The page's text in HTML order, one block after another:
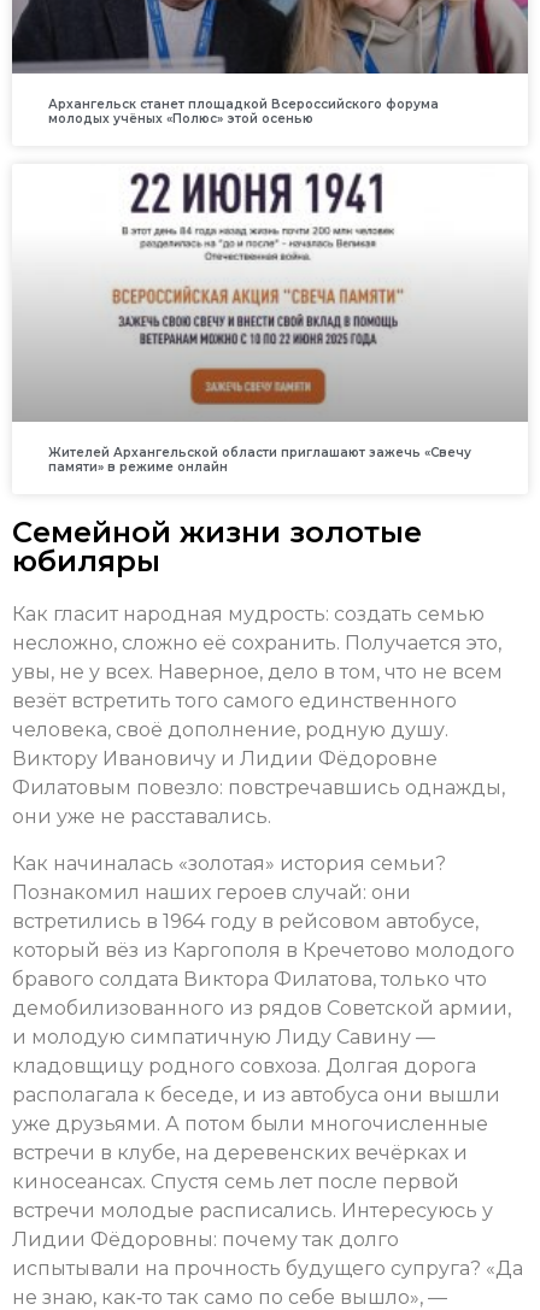
Архангельск станет площадкой Всероссийского форума
молодых учёных «Полюс» этой осенью
Жителей Архангельской области приглашают зажечь «Свечу
памяти» в режиме онлайн
Семейной жизни золотые
юбиляры
Как гласит народная мудрость: создать семью
несложно, сложно её сохранить. Получается это,
увы, не у всех. Наверное, дело в том, что не всем
везёт встретить того самого единственного
человека, своё дополнение, родную душу.
Виктору Ивановичу и Лидии Фёдоровне
Филатовым повезло: повстречавшись однажды,
они уже не расставались.
Как начиналась «золотая» история семьи?
Познакомил наших героев случай: они
встретились в 1964 году в рейсовом автобусе,
который вёз из Каргополя в Кречетово молодого
бравого солдата Виктора Филатова, только что
демобилизованного из рядов Советской армии,
и молодую симпатичную Лиду Савину —
кладовщицу родного совхоза. Долгая дорога
располагала к беседе, и из автобуса они вышли
уже друзьями. А потом были многочисленные
встречи в клубе, на деревенских вечёрках и
киносеансах. Спустя семь лет после первой
встречи молодые расписались. Интересуюсь у
Лидии Фёдоровны: почему так долго
испытывали на прочность будущего супруга? «Да
не знаю, как‑то так само по себе вышло», —